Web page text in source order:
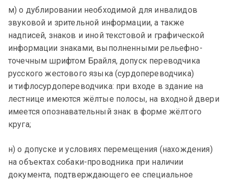
м) о дублировании необходимой для инвалидов
звуковой и зрительной информации, а также
надписей, знаков и иной текстовой и графической
информации знаками, выполненными рельефно-
точечным шрифтом Брайля, допуск переводчика
русского жестового языка (сурдопереводчика)
и тифлосурдопереводчика: при входе в здание на
лестнице имеются жёлтые полосы, на входной двери
имеется опознавательный знак в форме жёлтого
круга;
н) о допуске и условиях перемещения (нахождения)
на объектах собаки-проводника при наличии
документа, подтверждающего ее специальное